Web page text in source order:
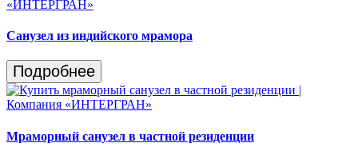
Санузел из индийского мрамора
Подробнее
Мраморный санузел в частной резиденции